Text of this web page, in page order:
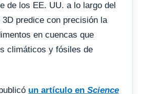
de los EE. UU. a lo largo del
predice con precisión la
en cuencas que
climáticos y fósiles de
un artículo en Science